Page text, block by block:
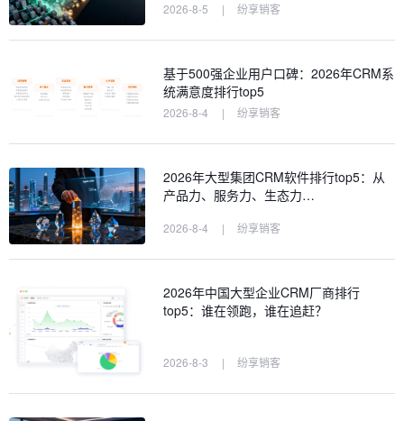
2026-8-5 | 纷享销客
基于500强企业用户口碑：2026年CRM系
统满意度排行top5
2026-8-4 | 纷享销客
2026年大型集团CRM软件排行top5：从
产品力、服务力、生态力…
2026-8-4 | 纷享销客
2026年中国大型企业CRM厂商排行
top5：谁在领跑，谁在追赶？
2026-8-3 | 纷享销客